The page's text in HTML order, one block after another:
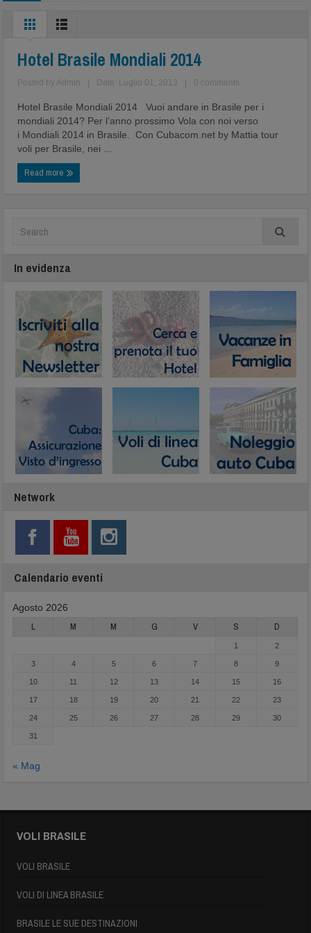
Hotel Brasile Mondiali 2014
Posted by Admin Date: Luglio 01, 2013 0 comments
Hotel Brasile Mondiali 2014 Vuoi andare in Brasile per i
mondiali 2014? Per l’anno prossimo Vola con noi verso
i Mondiali 2014 in Brasile. Con Cubacom.net by Mattia tour
voli per Brasile, nei ...
Read more
In evidenza
Network
Calendario eventi
Agosto 2026
L M M G V S D
1 2
3 4 5 6 7 8 9
10 11 12 13 14 15 16
17 18 19 20 21 22 23
24 25 26 27 28 29 30
31
« Mag
VOLI BRASILE
VOLI BRASILE
VOLI DI LINEA BRASILE
BRASILE LE SUE DESTINAZIONI